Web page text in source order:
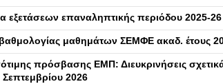
εξετάσεων επαναληπτικής περιόδου 2025-
μαθημάτων ΣΕΜΦΕ ακαδ. έτους
πρόσβασης ΕΜΠ: Διευκρινήσεις
Σεπτεμβρίου 2026